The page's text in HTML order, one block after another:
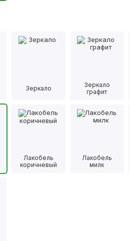
Зеркало
Зеркало
графит
Лакобель
коричневый
Лакобель
милк